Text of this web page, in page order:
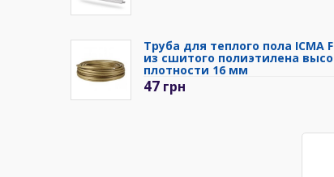
Труба для теплого пола ICMA
из сшитого полиэтилена
плотности 16 мм
47 грн